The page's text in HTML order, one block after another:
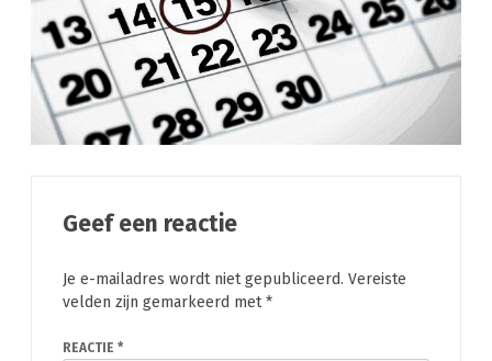
Geef een reactie
Je e-mailadres wordt niet gepubliceerd. Vereiste
velden zijn gemarkeerd met*
REACTIE *